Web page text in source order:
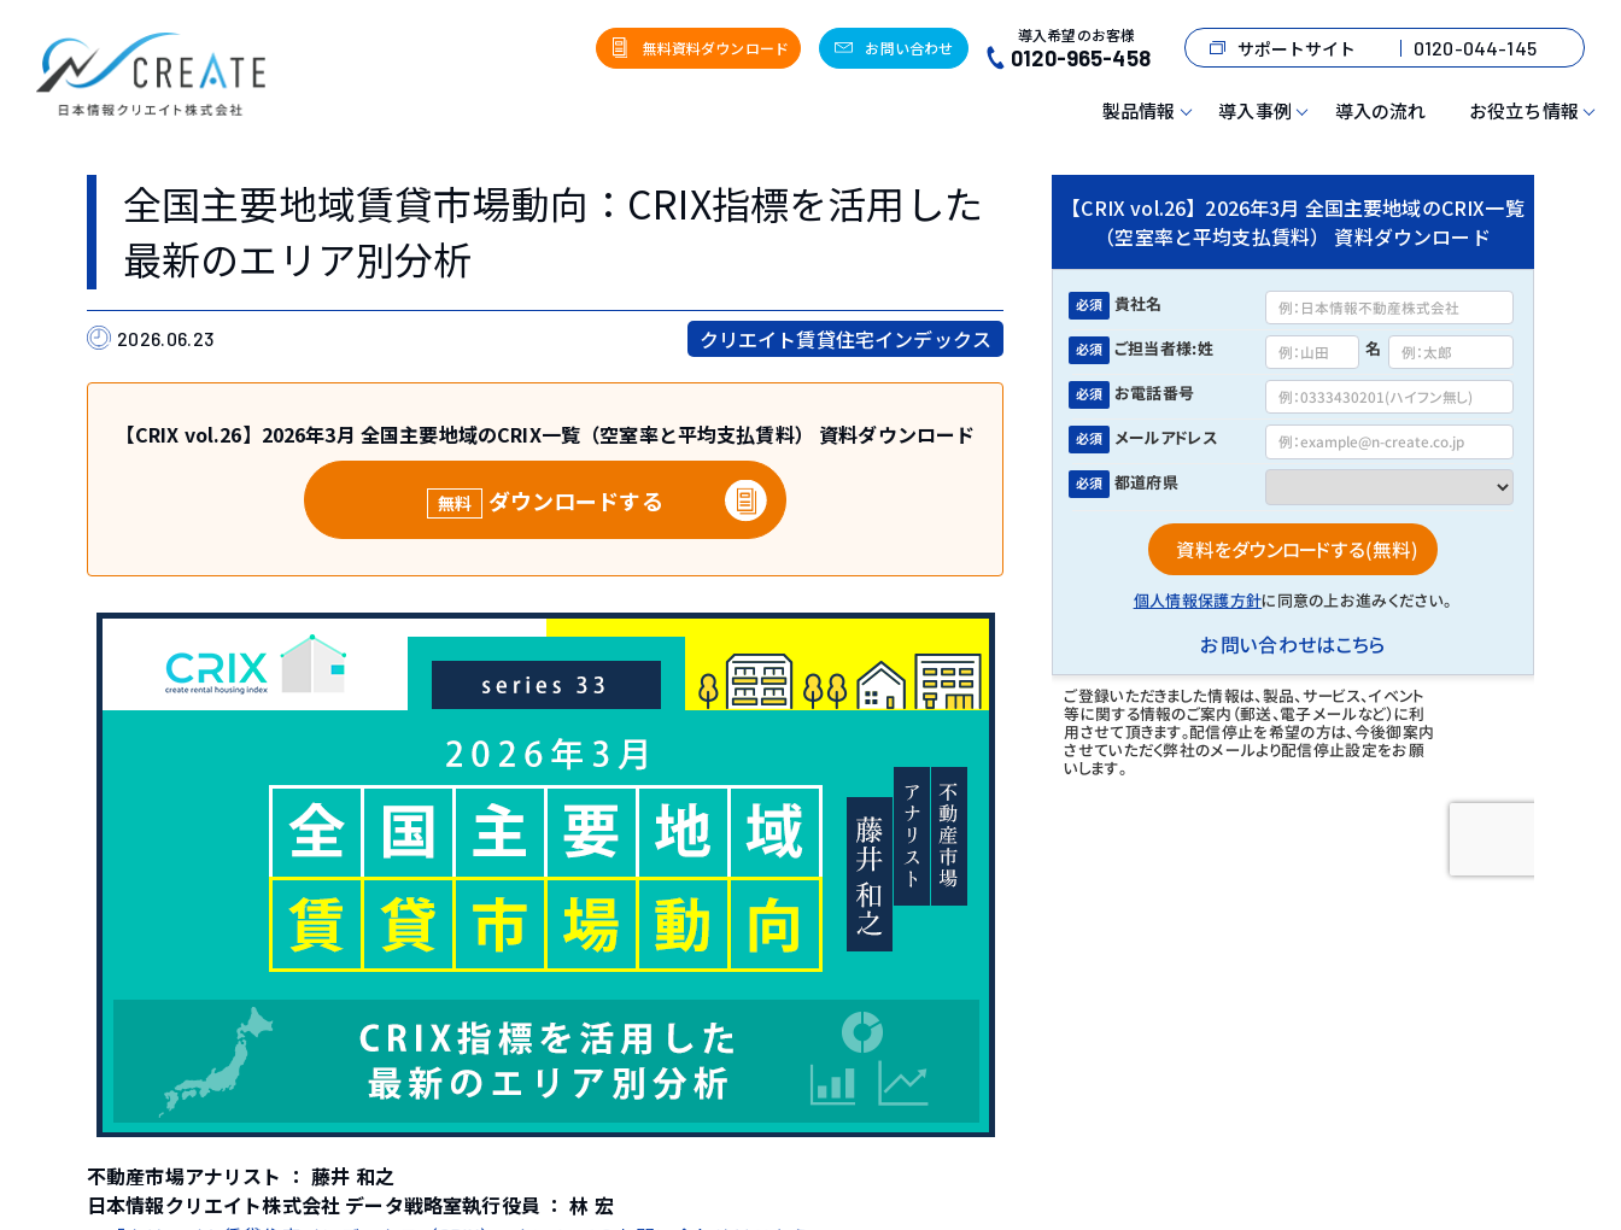
無料資料ダウンロード お問い合わせ
導入希望のお客様
0120-965-458 サポートサイト 0120-044-145
製品情報 導入事例 導入の流れ お役立ち情報
全国主要地域賃貸市場動向：CRIX指標を活用した
最新のエリア別分析
2026.06.23 クリエイト賃貸住宅インデックス
【CRIX vol.26】2026年3月 全国主要地域のCRIX一覧（空室率と平均支払賃料） 資料ダウンロード
無料 ダウンロードする
不動産市場アナリスト ：藤井 和之
日本情報クリエイト株式会社 データ戦略室執行役員 ：林 宏
【CRIX vol.26】2026年3月 全国主要地域のCRIX一覧
（空室率と平均支払賃料） 資料ダウンロード